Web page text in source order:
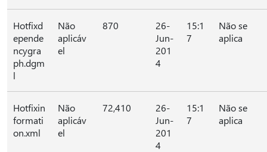
Hotfixd
epende
ncygra
ph.dgm
l
Não
aplicáv
el
870
26-
Jun-
201
4
15:1
7
Não se
aplica
Hotfixin
formati
on.xml
Não
aplicáv
el
72,410
26-
Jun-
201
4
15:1
7
Não se
aplica